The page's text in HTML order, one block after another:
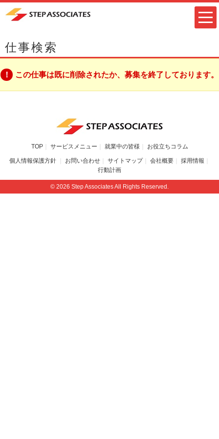
仕事検索
この仕事は既に削除されたか、募集を終了しております。
TOP サービスメニュー 就業中の皆様 お役立ちコラム
個人情報保護方針 お問い合わせ サイトマップ 会社概要
採用情報
行動計画
© 2026 Step Associates All Rights Reserved.